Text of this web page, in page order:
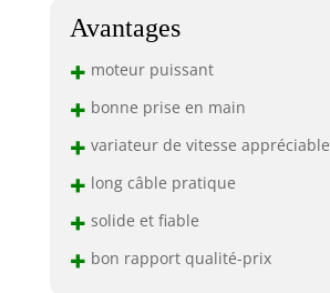
Avantages
+ moteur puissant
+ bonne prise en main
+ variateur de vitesse appréciable
+ long câble pratique
+ solide et fiable
+ bon rapport qualité-prix